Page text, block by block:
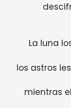
La luna
los astros
mientras